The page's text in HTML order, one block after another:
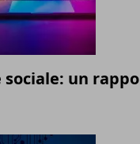
sociale: un